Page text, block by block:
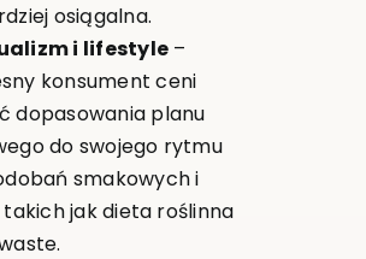
osiągalna.
i lifestyle–
konsument ceni
dopasowania planu
do swojego rytmu
smakowych i
jak dieta roślinna